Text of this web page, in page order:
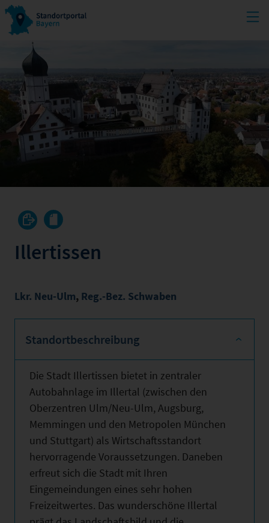
Illertissen
Lkr. Neu-Ulm, Reg.-Bez. Schwaben
Standortbeschreibung
Die Stadt Illertissen bietet in zentraler
Autobahnlage im Illertal (zwischen den
Oberzentren Ulm/Neu-Ulm, Augsburg,
Memmingen und den Metropolen München
und Stuttgart) als Wirtschaftsstandort
hervorragende Voraussetzungen. Daneben
erfreut sich die Stadt mit Ihren
Eingemeindungen eines sehr hohen
Freizeitwertes. Das wunderschöne Illertal